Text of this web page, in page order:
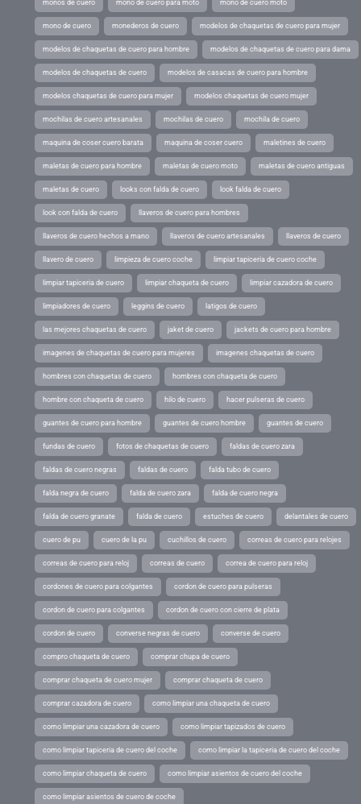
monos de cuero mono de cuero para moto mono de cuero moto
mono de cuero monederos de cuero modelos de chaquetas de cuero para mujer
modelos de chaquetas de cuero para hombre modelos de chaquetas de cuero para dama
modelos de chaquetas de cuero modelos de casacas de cuero para hombre
modelos chaquetas de cuero para mujer modelos chaquetas de cuero mujer
mochilas de cuero artesanales mochilas de cuero mochila de cuero
maquina de coser cuero barata maquina de coser cuero maletines de cuero
maletas de cuero para hombre maletas de cuero moto maletas de cuero antiguas
maletas de cuero looks con falda de cuero look falda de cuero
look con falda de cuero llaveros de cuero para hombres
llaveros de cuero hechos a mano llaveros de cuero artesanales llaveros de cuero
llavero de cuero limpieza de cuero coche limpiar tapiceria de cuero coche
limpiar tapiceria de cuero limpiar chaqueta de cuero limpiar cazadora de cuero
limpiadores de cuero leggins de cuero latigos de cuero
las mejores chaquetas de cuero jaket de cuero jackets de cuero para hombre
imagenes de chaquetas de cuero para mujeres imagenes chaquetas de cuero
hombres con chaquetas de cuero hombres con chaqueta de cuero
hombre con chaqueta de cuero hilo de cuero hacer pulseras de cuero
guantes de cuero para hombre guantes de cuero hombre guantes de cuero
fundas de cuero fotos de chaquetas de cuero faldas de cuero zara
faldas de cuero negras faldas de cuero falda tubo de cuero
falda negra de cuero falda de cuero zara falda de cuero negra
falda de cuero granate falda de cuero estuches de cuero delantales de cuero
cuero de pu cuero de la pu cuchillos de cuero correas de cuero para relojes
correas de cuero para reloj correas de cuero correa de cuero para reloj
cordones de cuero para colgantes cordon de cuero para pulseras
cordon de cuero para colgantes cordon de cuero con cierre de plata
cordon de cuero converse negras de cuero converse de cuero
compro chaqueta de cuero comprar chupa de cuero
comprar chaqueta de cuero mujer comprar chaqueta de cuero
comprar cazadora de cuero como limpiar una chaqueta de cuero
como limpiar una cazadora de cuero como limpiar tapizados de cuero
como limpiar tapiceria de cuero del coche como limpiar la tapiceria de cuero del coche
como limpiar chaqueta de cuero como limpiar asientos de cuero del coche
como limpiar asientos de cuero de coche